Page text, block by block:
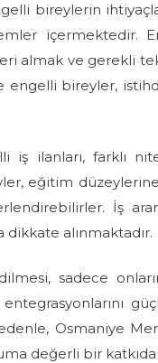
bireylerin
içermektedir.
almak ve gerekli
engelli bireyler,
iş ilanları, farklı
eğitim
İş
dikkate alınmaktadır.
sadece
entegrasyonlarını
Osmaniye
değerli bir